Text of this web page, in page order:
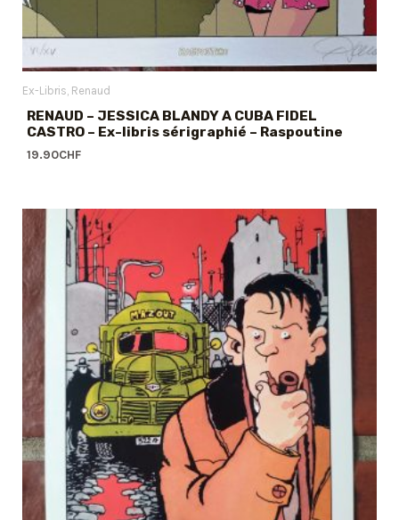
Ex-Libris Renaud
RENAUD – JESSICA BLANDY A CUBA FIDEL
CASTRO – Ex-libris sérigraphié – Raspoutine
19.90CHF